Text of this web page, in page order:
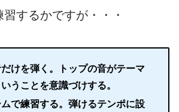
するかですが・・・
だけを弾く。トップの音がテーマ
うことを意識づけする。
で練習する。弾けるテンポに設